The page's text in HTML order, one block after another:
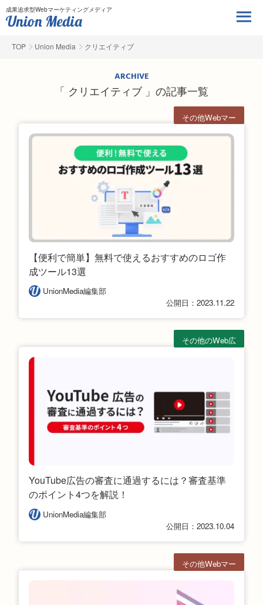
成果追求型Webマーケティングメディア
TOP Union Media クリエイティブ
ARCHIVE
「 クリエイティブ 」の記事一覧
【便利で簡単】無料で使えるおすすめのロゴ作
成ツール13選
UnionMedia編集部
公開日：2023.11.22
その他Webマー
YouTube広告の審査に通過するには？審査基準
のポイント4つを解説！
UnionMedia編集部
公開日：2023.10.04
その他のWeb広
その他Webマー